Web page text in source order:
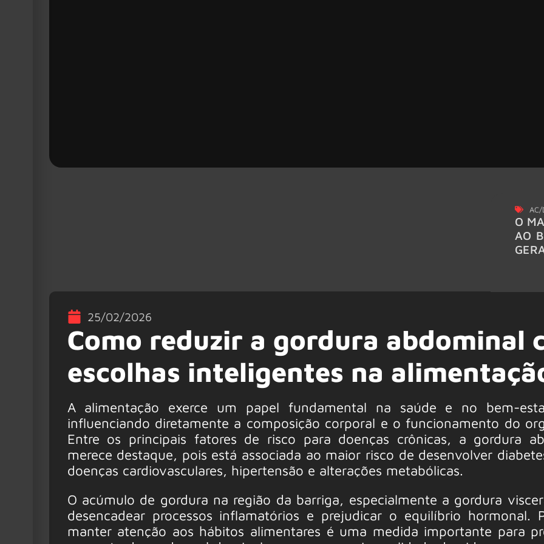
AC/
O
AO
25/02/2026
Como reduzir a gordura abdominal
escolhas inteligentes na
A alimentação exerce um papel fundamental na saúde e no bem-
influenciando diretamente a composição corporal e o funcionamento do
Entre os principais fatores de risco para doenças crônicas, a gordura
merece destaque, pois está associada ao maior risco de desenvolver
doenças cardiovasculares, hipertensão e alterações metabólicas.
O acúmulo de gordura na região da barriga, especialmente a gordura
desencadear processos inflamatórios e prejudicar o equilíbrio hormonal.
manter atenção aos hábitos alimentares é uma medida importante para